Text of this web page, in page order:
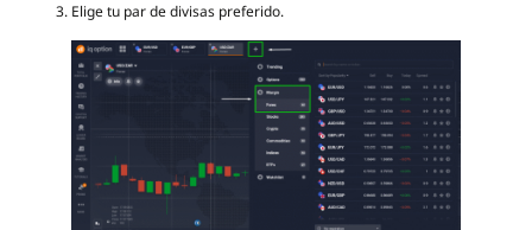
Elige tu par de divisas preferido.